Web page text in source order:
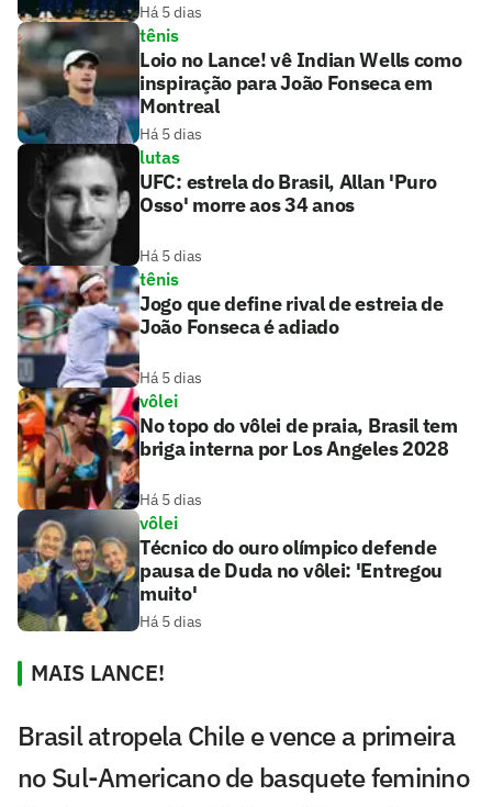
Há 5 dias
tênis
Loio no Lance! vê Indian Wells como
inspiração para João Fonseca em
Montreal
Há 5 dias
lutas
UFC: estrela do Brasil, Allan 'Puro
Osso' morre aos 34 anos
Há 5 dias
tênis
Jogo que define rival de estreia de
João Fonseca é adiado
Há 5 dias
vôlei
No topo do vôlei de praia, Brasil tem
briga interna por Los Angeles 2028
Há 5 dias
vôlei
Técnico do ouro olímpico defende
pausa de Duda no vôlei: 'Entregou
muito'
Há 5 dias
MAIS LANCE!
Brasil atropela Chile e vence a primeira
no Sul-Americano de basquete feminino